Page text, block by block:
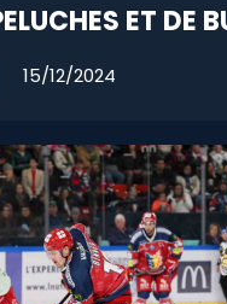
ET DE
15/12/2024